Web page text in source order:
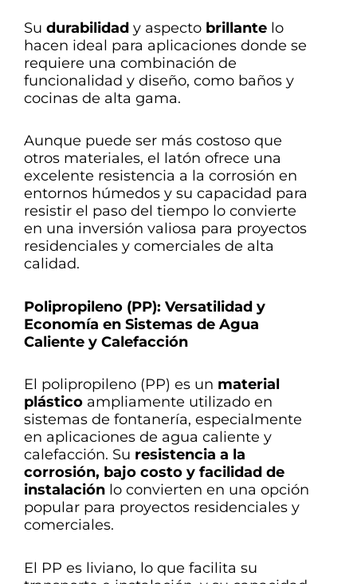
Su durabilidad y aspecto brillante lo
hacen ideal para aplicaciones donde se
requiere una combinación de
funcionalidad y diseño, como baños y
cocinas de alta gama.
Aunque puede ser más costoso que
otros materiales, el latón ofrece una
excelente resistencia a la corrosión en
entornos húmedos y su capacidad para
resistir el paso del tiempo lo convierte
en una inversión valiosa para proyectos
residenciales y comerciales de alta
calidad.
Polipropileno (PP): Versatilidad y
Economía en Sistemas de Agua
Caliente y Calefacción
El polipropileno (PP) es un material
plástico ampliamente utilizado en
sistemas de fontanería, especialmente
en aplicaciones de agua caliente y
calefacción. Su resistencia a la
corrosión, bajo costo y facilidad de
instalación lo convierten en una opción
popular para proyectos residenciales y
comerciales.
El PP es liviano, lo que facilita su